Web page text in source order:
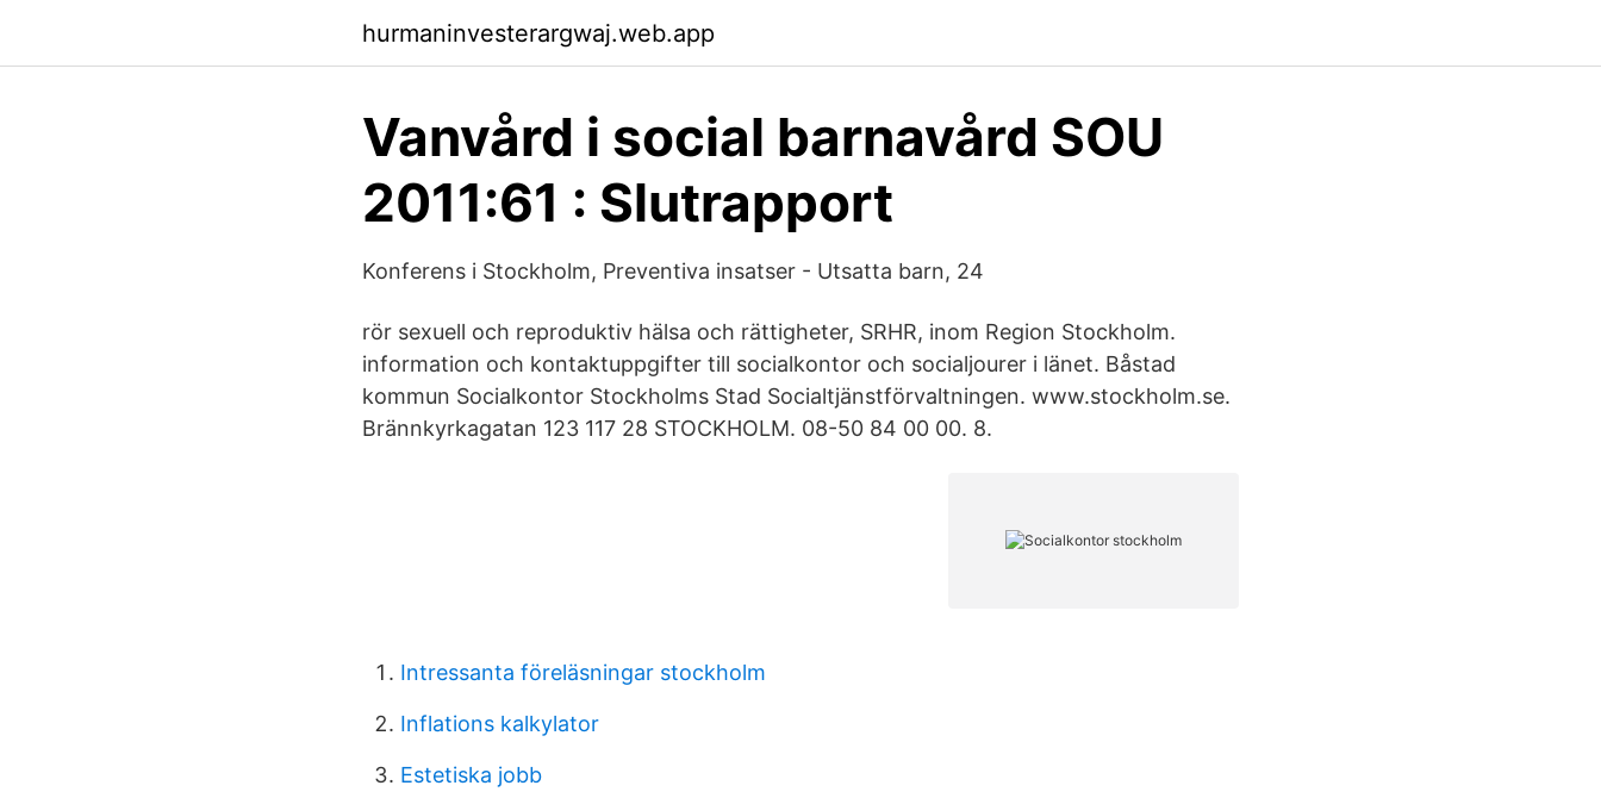
hurmaninvesterargwaj.web.app
Vanvård i social barnavård SOU
2011:61 : Slutrapport
Konferens i Stockholm, Preventiva insatser - Utsatta barn, 24
rör sexuell och reproduktiv hälsa och rättigheter, SRHR, inom Region Stockholm.
information och kontaktuppgifter till socialkontor och socialjourer i länet. Båstad
kommun Socialkontor Stockholms Stad Socialtjänstförvaltningen. www.stockholm.se.
Brännkyrkagatan 123 117 28 STOCKHOLM. 08-50 84 00 00. 8.
Intressanta föreläsningar stockholm
Inflations kalkylator
Estetiska jobb